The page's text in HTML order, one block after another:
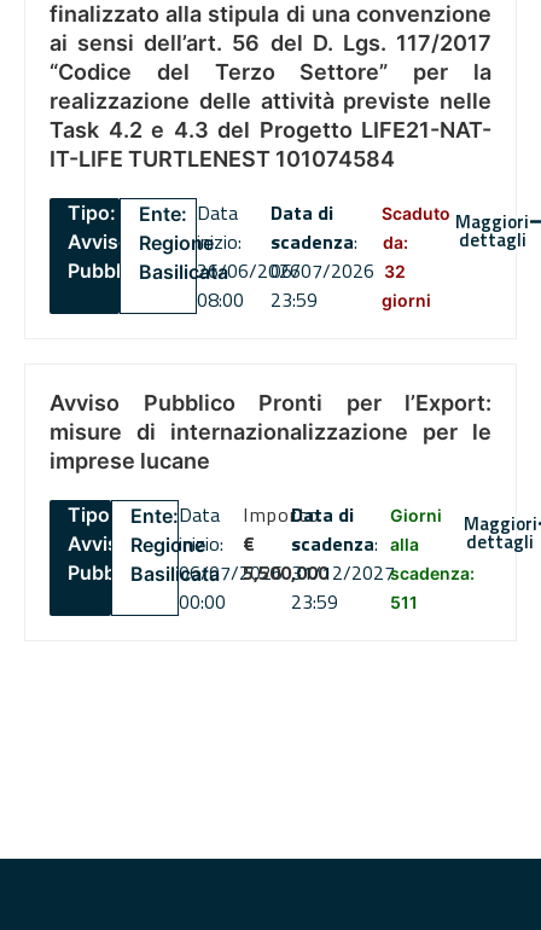
finalizzato alla stipula di una convenzione
ai sensi dell’art. 56 del D. Lgs. 117/2017
“Codice del Terzo Settore” per la
realizzazione delle attività previste nelle
Task 4.2 e 4.3 del Progetto LIFE21-NAT-
IT-LIFE TURTLENEST 101074584
Tipo:
Avviso
Pubblico
Ente:
Regione
Basilicata
Data
inizio:
26/06/2026
08:00
Data di
scadenza:
06/07/2026
23:59
Scaduto
da:
32
giorni
Maggiori
dettagli
Avviso Pubblico Pronti per l’Export:
misure di internazionalizzazione per le
imprese lucane
Tipo:
Avviso
Pubblico
Ente:
Regione
Basilicata
Data
inizio:
06/07/2026
00:00
Importo
€
5,500,000
Data di
scadenza:
31/12/2027
23:59
Giorni
alla
scadenza:
511
Maggiori
dettagli